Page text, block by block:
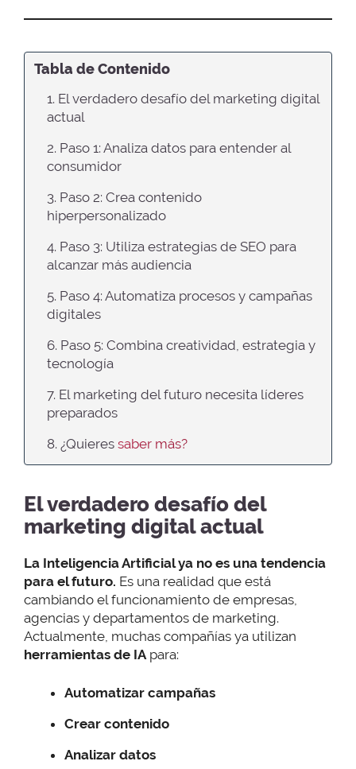
Tabla de Contenido
1. El verdadero desafío del marketing digital
actual
2. Paso 1: Analiza datos para entender al
consumidor
3. Paso 2: Crea contenido
hiperpersonalizado
4. Paso 3: Utiliza estrategias de SEO para
alcanzar más audiencia
5. Paso 4: Automatiza procesos y campañas
digitales
6. Paso 5: Combina creatividad, estrategia y
tecnología
7. El marketing del futuro necesita líderes
preparados
8. ¿Quieres saber más?
El verdadero desafío del
marketing digital actual
La Inteligencia Artificial ya no es una tendencia
para el futuro. Es una realidad que está
cambiando el funcionamiento de empresas,
agencias y departamentos de marketing.
Actualmente, muchas compañías ya utilizan
herramientas de IA para:
Automatizar campañas
Crear contenido
Analizar datos